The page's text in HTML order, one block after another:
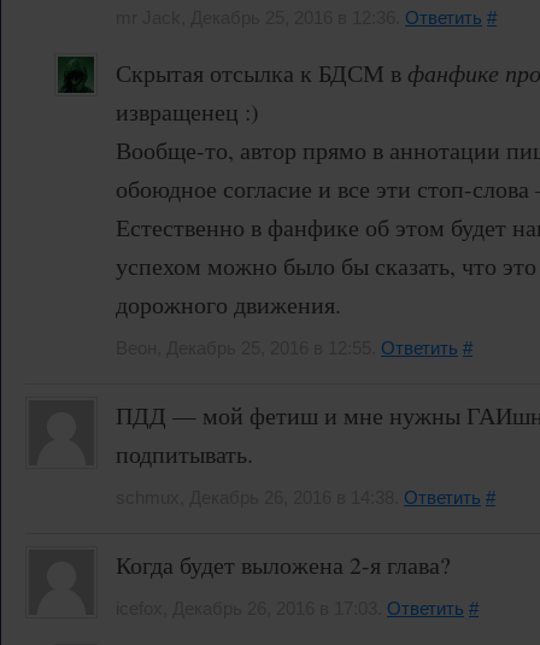
Ответить #
Скрытая отсылка к БДСМ в фанфике
извращенец :)
Вообще-то, автор прямо в аннотации
обоюдное согласие и все эти стоп-
Естественно в фанфике об этом будет
успехом можно было бы сказать, что
дорожного движения.
Ответить #
ПДД — мой фетиш и мне нужны
подпитывать.
Ответить #
Когда будет выложена 2-я глава?
Ответить #